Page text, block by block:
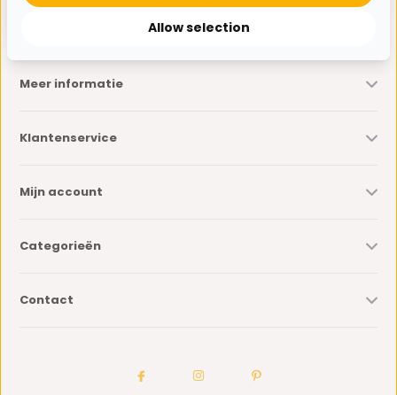
Meer informatie
Klantenservice
Mijn account
Categorieën
Contact
Allow selection